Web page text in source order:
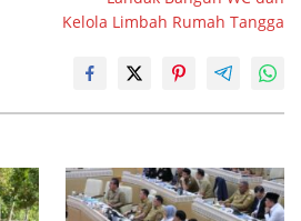
Kelola Limbah Rumah Tangga